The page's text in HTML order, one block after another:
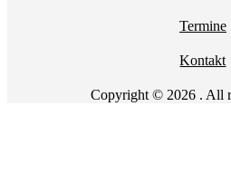
Termine
Kontakt
Copyright © 2026 . All